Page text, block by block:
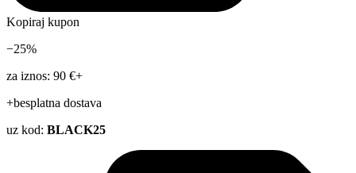
Kopiraj kupon
−25%
za iznos: 90 €+
+besplatna dostava
uz kod: BLACK25